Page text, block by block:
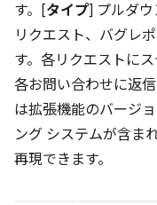
す。[タイプ] プルダ
リクエスト、バグレ
す。各リクエストに
各お問い合わせに返
は拡張機能のバージ
ング システムが含ま
再現できます。